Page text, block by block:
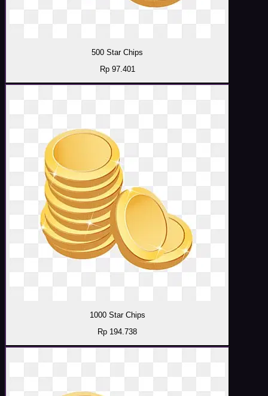
500 Star Chips
Rp 97.401
1000 Star Chips
Rp 194.738